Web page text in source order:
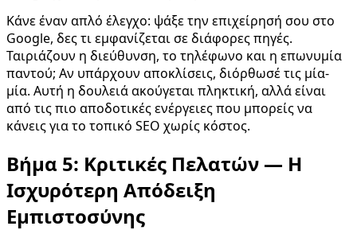
Κάνε έναν απλό έλεγχο: ψάξε την επιχείρησή σου στο
Google, δες τι εμφανίζεται σε διάφορες πηγές.
Ταιριάζουν η διεύθυνση, το τηλέφωνο και η επωνυμία
παντού; Αν υπάρχουν αποκλίσεις, διόρθωσέ τις μία-
μία. Αυτή η δουλειά ακούγεται πληκτική, αλλά είναι
από τις πιο αποδοτικές ενέργειες που μπορείς να
κάνεις για το τοπικό SEO χωρίς κόστος.
Βήμα 5: Κριτικές Πελατών — Η
Ισχυρότερη Απόδειξη
Εμπιστοσύνης